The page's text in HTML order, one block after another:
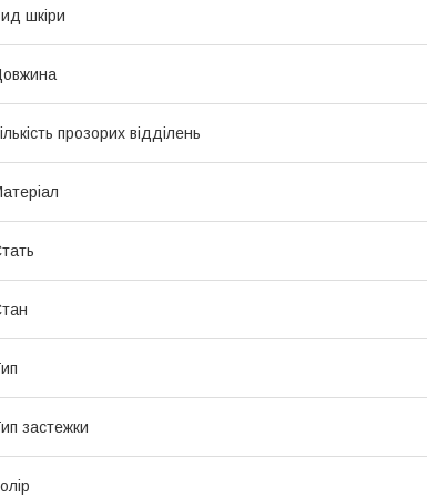
шкіри
прозорих відділень
застежки